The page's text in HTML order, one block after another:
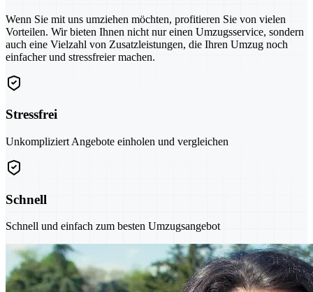
Wenn Sie mit uns umziehen möchten, profitieren Sie von vielen
Vorteilen. Wir bieten Ihnen nicht nur einen Umzugsservice, sondern
auch eine Vielzahl von Zusatzleistungen, die Ihren Umzug noch
einfacher und stressfreier machen.
Stressfrei
Unkompliziert Angebote einholen und vergleichen
Schnell
Schnell und einfach zum besten Umzugsangebot